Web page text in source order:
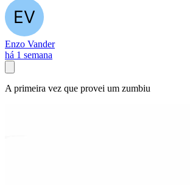
Enzo Vander
há 1 semana
A primeira vez que provei um zumbiu